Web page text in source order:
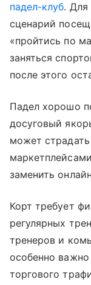
падел-клуб. Для
сценарий
«пройтись по
заняться
после этого
Падел хорошо
досуговый
может
заменить
Корт требует
регулярных
тренеров и
особенно
торгового